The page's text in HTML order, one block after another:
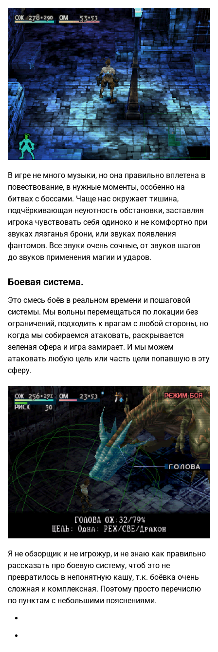
В игре не много музыки, но она правильно вплетена в
повествование, в нужные моменты, особенно на
битвах с боссами. Чаще нас окружает тишина,
подчёркивающая неуютность обстановки, заставляя
игрока чувствовать себя одиноко и не комфортно при
звуках лязганья брони, или звуках появления
фантомов. Все звуки очень сочные, от звуков шагов
до звуков применения магии и ударов.
Боевая система.
Это смесь боёв в реальном времени и пошаговой
системы. Мы вольны перемещаться по локации без
ограничений, подходить к врагам с любой стороны, но
когда мы собираемся атаковать, раскрывается
зеленая сфера и игра замирает. И мы можем
атаковать любую цель или часть цели попавшую в эту
сферу.
Я не обзорщик и не игрожур, и не знаю как правильно
рассказать про боевую систему, чтоб это не
превратилось в непонятную кашу, т.к. боёвка очень
сложная и комплексная. Поэтому просто перечислю
по пунктам с небольшими пояснениями.